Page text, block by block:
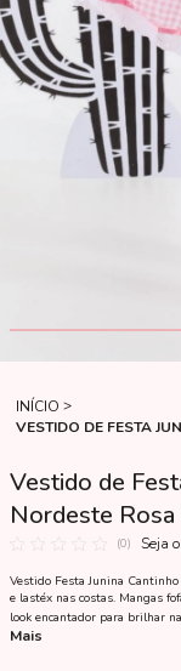
INÍCIO
VESTIDO DE FESTA
Vestido de
Nordeste Rosa
(0) Seja
Vestido Festa Junina
e lastéx nas costas. Mangas
look encantador para brilhar
Mais